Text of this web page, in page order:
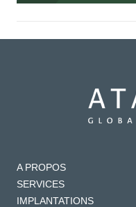
A PROPOS
SERVICES
IMPLANTATIONS